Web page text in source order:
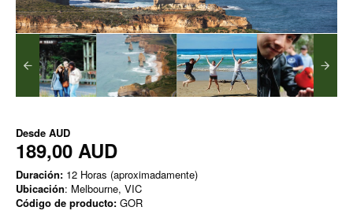
Desde AUD
189,00 AUD
Duración: 12 Horas (aproximadamente)
Ubicación: Melbourne, VIC
Código de producto: GOR